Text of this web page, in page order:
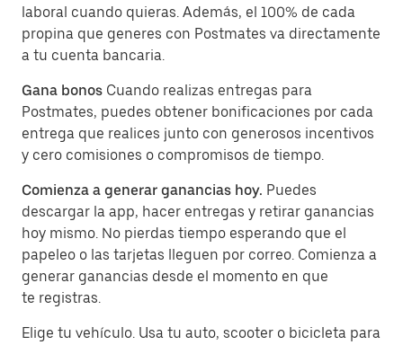
laboral cuando quieras. Además, el 100% de cada
propina que generes con Postmates va directamente
a tu cuenta bancaria.
Gana bonos Cuando realizas entregas para
Postmates, puedes obtener bonificaciones por cada
entrega que realices junto con generosos incentivos
y cero comisiones o compromisos de tiempo.
Comienza a generar ganancias hoy. Puedes
descargar la app, hacer entregas y retirar ganancias
hoy mismo. No pierdas tiempo esperando que el
papeleo o las tarjetas lleguen por correo. Comienza a
generar ganancias desde el momento en que
te registras.
Elige tu vehículo. Usa tu auto, scooter o bicicleta para